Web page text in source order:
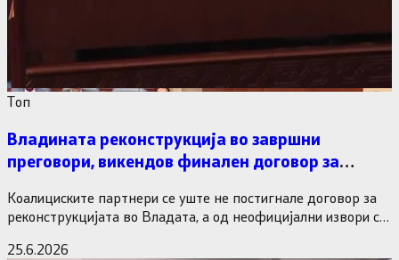
Tоп
Владината реконструкција во завршни
преговори, викендов финален договор за
Коалициските партнери се уште не постигнале договор за
реконструкцијата во Владата, а од неофицијални извори се
25.6.2026